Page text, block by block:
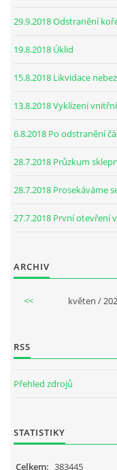
29.9.2018 Odstranění
19.8.2018 Úklid
15.8.2018 Likvidace
13.8.2018 Vyklízení
6.8.2018 Po odstranění
28.7.2018 Průzkum
28.7.2018 Prosekáváme
27.7.2018 První otevření
ARCHIV
<< květen /
RSS
Přehled zdrojů
STATISTIKY
Celkem: 383445